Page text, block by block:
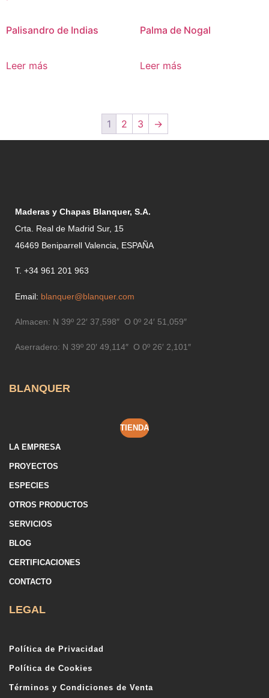
Palisandro de Indias
Leer más
Palma de Nogal
Leer más
1 2 3 →
Maderas y Chapas Blanquer, S.A.
Crta. Real de Madrid Sur, 15
46469 Beniparrell Valencia, ESPAÑA
T. +34 961 201 963
Email: blanquer@blanquer.com
Almacen: N 39º 22′ 37,598″ O 0º 24′ 51,059″
Aserradero: N 39º 20′ 49,114″ O 0º 26′ 2,101″
BLANQUER
TIENDA
LA EMPRESA
PROYECTOS
ESPECIES
OTROS PRODUCTOS
SERVICIOS
BLOG
CERTIFICACIONES
CONTACTO
LEGAL
Política de Privacidad
Política de Cookies
Términos y Condiciones de Venta